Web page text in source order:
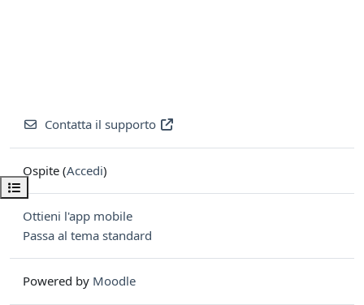
Apri indice del corso
Contatta il supporto
Ospite (Accedi)
Ottieni l'app mobile
Passa al tema standard
Powered by Moodle